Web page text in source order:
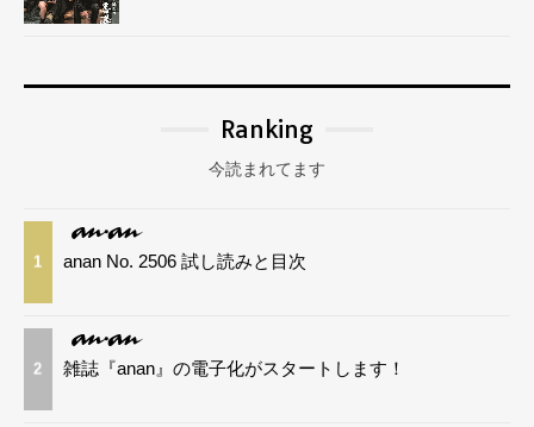
Ranking
今読まれてます
1 anan No. 2506 試し読みと目次
2 雑誌『anan』の電子化がスタートします！